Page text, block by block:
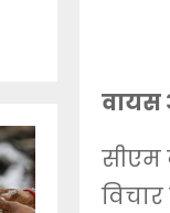
वायस
सीएम